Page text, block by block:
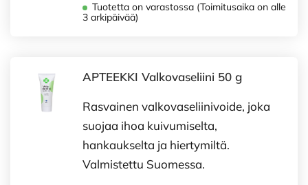
Tuotetta on varastossa (Toimitusaika on alle
3 arkipäivää)
APTEEKKI Valkovaseliini 50 g
Rasvainen valkovaseliinivoide, joka
suojaa ihoa kuivumiselta,
hankaukselta ja hiertymiltä.
Valmistettu Suomessa.